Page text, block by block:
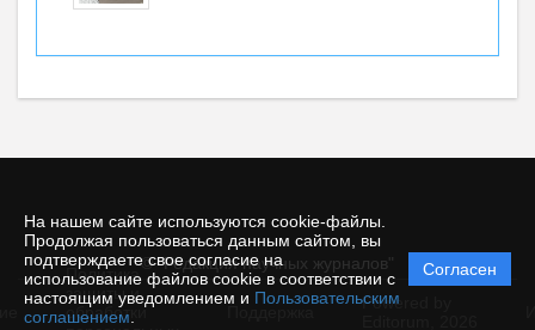
На нашем сайте используются cookie-файлы.
Продолжая пользоваться данным сайтом, вы
подтверждаете свое согласие на
использование файлов cookie в соответствии с
настоящим уведомлением и Пользовательским
соглашением
Согласен
© "Редакция научных журналов"
Политика
защиты и
обработки
Powered by